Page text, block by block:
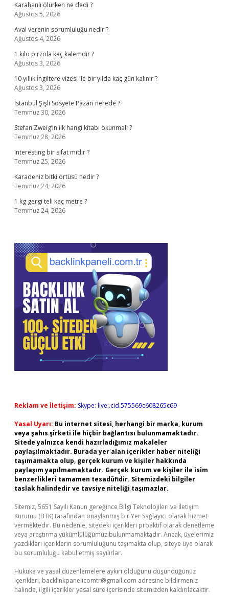
Karahanlı ölürken ne dedi ?
Ağustos 5, 2026
Aval verenin sorumluluğu nedir ?
Ağustos 4, 2026
1 kilo pirzola kaç kalemdir ?
Ağustos 3, 2026
10 yıllık İngiltere vizesi ile bir yılda kaç gün kalınır ?
Ağustos 3, 2026
İstanbul Şişli Sosyete Pazarı nerede ?
Temmuz 30, 2026
Stefan Zweig’in ilk hangi kitabı okunmalı ?
Temmuz 28, 2026
Interesting bir sıfat mıdır ?
Temmuz 25, 2026
Karadeniz bitki örtüsü nedir ?
Temmuz 24, 2026
1 kg gergi teli kaç metre ?
Temmuz 24, 2026
Reklam ve İletişim: Skype: live:.cid.575569c608265c69
Yasal Uyarı: Bu internet sitesi, herhangi bir marka, kurum
veya şahıs şirketi ile hiçbir bağlantısı bulunmamaktadır.
Sitede yalnızca kendi hazırladığımız makaleler
paylaşılmaktadır. Burada yer alan içerikler haber niteliği
taşımamakta olup, gerçek kurum ve kişiler hakkında
paylaşım yapılmamaktadır. Gerçek kurum ve kişiler ile isim
benzerlikleri tamamen tesadüfidir. Sitemizdeki bilgiler
taslak halindedir ve tavsiye niteliği taşımazlar.
Sitemiz, 5651 Sayılı Kanun gereğince Bilgi Teknolojileri ve İletişim
Kurumu (BTK) tarafından onaylanmış bir Yer Sağlayıcı olarak hizmet
vermektedir. Bu nedenle, sitedeki içerikleri proaktif olarak denetleme
veya araştırma yükümlülüğümüz bulunmamaktadır. Ancak, üyelerimiz
yazdıkları içeriklerin sorumluluğunu taşımakta olup, siteye üye olarak
bu sorumluluğu kabul etmiş sayılırlar.
Hukuka ve yasal düzenlemelere aykırı olduğunu düşündüğünüz
içerikleri, backlinkpanelicomtr@gmail.com adresine bildirmeniz
halinde, ilgili içerikler yasal süre içerisinde sitemizden kaldırılacaktır.